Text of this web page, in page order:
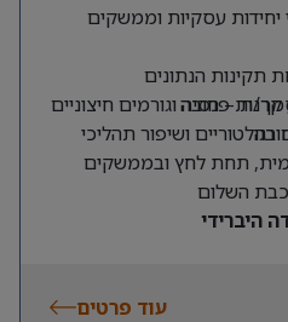
עסקיות וממשקים
תקינות הנתונים
פנסיה וגורמים חיצוניים
ושיפור תהליכי
ת – חובה
תחת לחץ ובממשקים
השלום
היברידי
עוד פרטים